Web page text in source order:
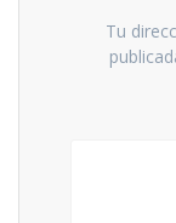
Tu